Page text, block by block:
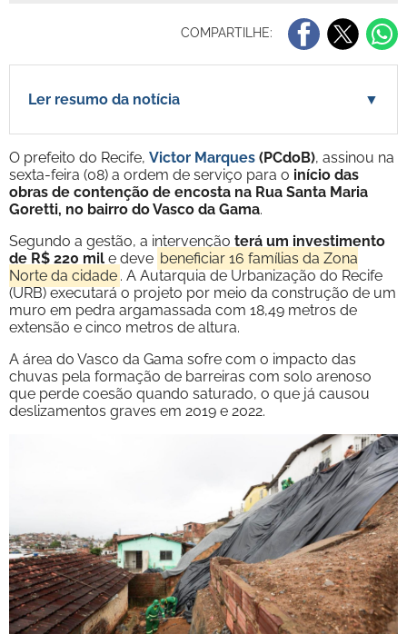
COMPARTILHE:
Ler resumo da notícia ▼
O prefeito do Recife, Victor Marques (PCdoB), assinou na
sexta-feira (08) a ordem de serviço para o início das
obras de contenção de encosta na Rua Santa Maria
Goretti, no bairro do Vasco da Gama.
Segundo a gestão, a intervenção terá um investimento
de R$ 220 mil e deve beneficiar 16 famílias da Zona
Norte da cidade . A Autarquia de Urbanização do Recife
(URB) executará o projeto por meio da construção de um
muro em pedra argamassada com 18,49 metros de
extensão e cinco metros de altura.
A área do Vasco da Gama sofre com o impacto das
chuvas pela formação de barreiras com solo arenoso
que perde coesão quando saturado, o que já causou
deslizamentos graves em 2019 e 2022.